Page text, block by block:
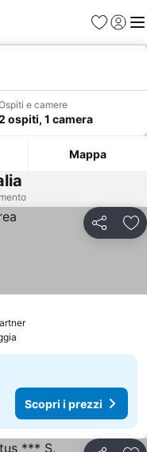
PreferitiAccedi
e camere
ospiti, 1 camera
Mappa
Condividi
Scopri i prezzi
Scopri i prezzi